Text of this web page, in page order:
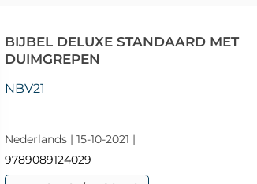
BIJBEL DELUXE STANDAARD MET
DUIMGREPEN
NBV21
Nederlands | 15-10-2021 |
9789089124029